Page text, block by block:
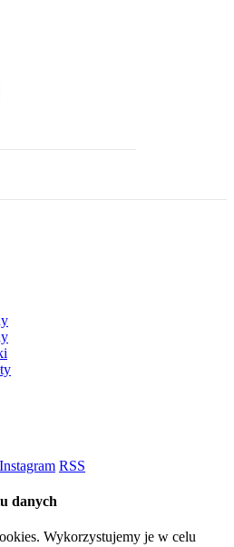
Instagram RSS
danych
Wykorzystujemy je w celu